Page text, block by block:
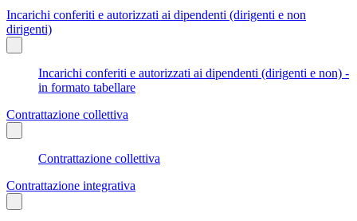
Incarichi conferiti e autorizzati ai dipendenti (dirigenti e non
dirigenti)
Incarichi conferiti e autorizzati ai dipendenti (dirigenti e non) -
in formato tabellare
Contrattazione collettiva
Contrattazione collettiva
Contrattazione integrativa